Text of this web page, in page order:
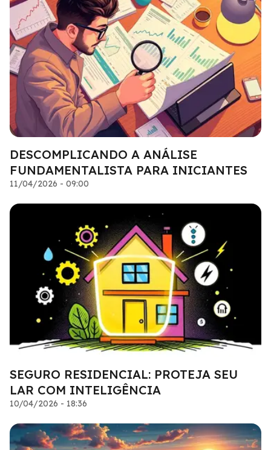
DESCOMPLICANDO A ANÁLISE
FUNDAMENTALISTA PARA INICIANTES
11/04/2026 - 09:00
SEGURO RESIDENCIAL: PROTEJA SEU
LAR COM INTELIGÊNCIA
10/04/2026 - 18:36